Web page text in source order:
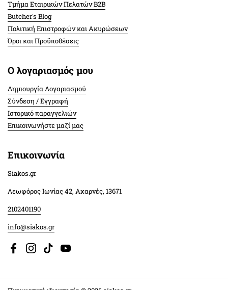
Τμήμα Εταιρικών Πελατών Β2Β
Butcher's Blog
Πολιτική Επιστροφών και Ακυρώσεων
Όροι και Προϋποθέσεις
Ο λογαριασμός μου
Δημιουργία Λογαριασμού
Σύνδεση / Εγγραφή
Ιστορικό παραγγελιών
Επικοινωνήστε μαζί μας
Επικοινωνία
Siakos.gr
Λεωφόρος Ιωνίας 42, Αχαρνές, 13671
2102401190
info@siakos.gr
FacebookInstagram
TikTokYouTube